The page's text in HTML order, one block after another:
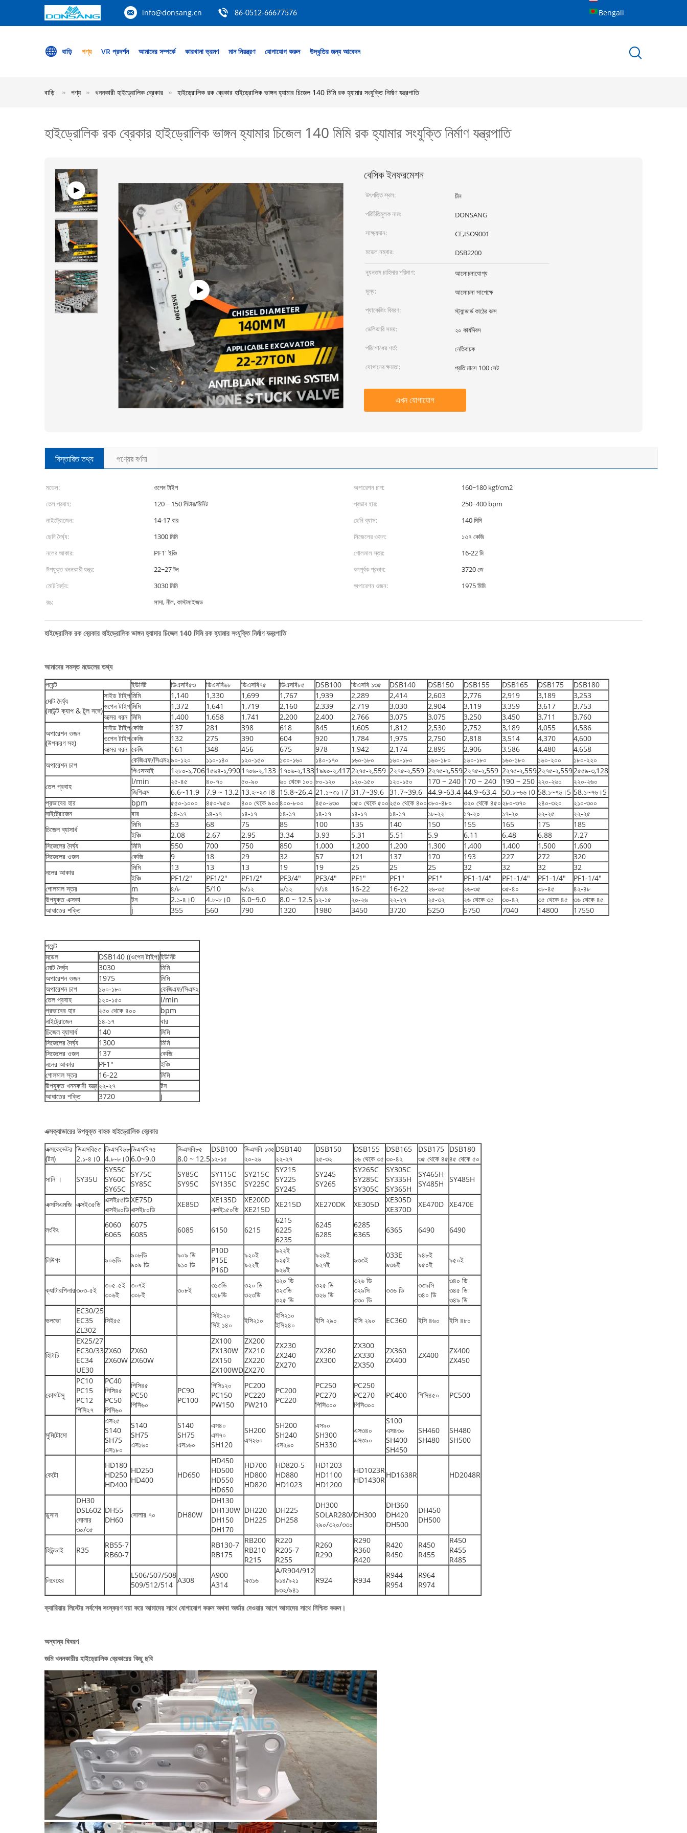
info@donsang.cn 86-0512-66677576 Bengali
বাড়ি পণ্য VR প্রদর্শন আমাদের সম্পর্কে কারখানা ভ্রমণ মান নিয়ন্ত্রণ যোগাযোগ করুন উদ্ধৃতির জন্য আবেদন
বাড়ি পণ্য খননকারী হাইড্রোলিক ব্রেকার হাইড্রোলিক রক ব্রেকার হাইড্রোলিক ভাঙ্গন হ্যামার চিজেল 140 মিমি রক হ্যামার সংযুক্তি নির্মাণ যন্ত্রপাতি
হাইড্রোলিক রক ব্রেকার হাইড্রোলিক ভাঙ্গন হ্যামার চিজেল 140 মিমি রক হ্যামার সংযুক্তি নির্মাণ যন্ত্রপাতি
বেসিক ইনফরমেশন
উৎপত্তি স্থল:
চীন
পরিচিতিমুলক নাম:
DONSANG
সাক্ষ্যদান:
CE,ISO9001
মডেল নম্বার:
DSB2200
ন্যূনতম চাহিদার পরিমাণ:
আলোচনাযোগ্য
মূল্য:
আলোচনা সাপেক্ষে
প্যাকেজিং বিবরণ:
স্ট্যান্ডার্ড কাঠের বাক্স
ডেলিভারি সময়:
২০ কার্যদিবস
পরিশোধের শর্ত:
নেতিবাচক
যোগানের ক্ষমতা:
প্রতি মাসে 100 সেট
এখন যোগাযোগ
বিস্তারিত তথ্য পণ্যের বর্ণনা
মডেল: ওপেন টাইপ অপারেশন চাপ:
160~180 kgf/cm2
তেল প্রবাহ:
120 ~ 150 লিটার/মিনিট প্রভাব হার:
250~400 bpm
নাইট্রোজেন:
14-17 বার ছেনি ব্যাস:
140 মিমি
ছেনি দৈর্ঘ্য:
1300 মিমি সিজেলের ওজন:
১৩৭ কেজি
নলের আকার:
PF1' ইঞ্চি গোলমাল স্তর:
16-22 মি
উপযুক্ত খননকারী যন্ত্র:
22~27 টন বলপূর্বক প্রভাব:
3720 জে
মোট দৈর্ঘ্য:
3030 মিমি অপারেশন ওজন:
1975 মিমি
রঙ:
সাদা, নীল, কাস্টমাইজড
হাইড্রোলিক রক ব্রেকার হাইড্রোলিক ভাঙ্গন হ্যামার চিজেল 140 মিমি রক হ্যামার সংযুক্তি নির্মাণ যন্ত্রপাতি
আমাদের সমস্ত মডেলের তথ্য
পয়েন্ট
ইউনিট ডিএসবি৫৩ ডিএসবি৬৮ ডিএসবি৭৫ ডিএসবি৮৫ DSB100 ডিএসবি ১৩৫ DSB140 DSB150 DSB155 DSB165 DSB175
DSB180
মোট দৈর্ঘ্য
(মাউন্ট ক্যাপ & টুল সঙ্গে)
সাইড টাইপমিমি 1,140 1,330 1,699 1,767 1,939 2,289 2,414 2,603 2,776 2,919 3,189
3,253
ওপেন টাইপমিমি 1,372 1,641 1,719 2,160 2,339 2,719 3,030 2,904 3,119 3,359 3,617
3,753
বক্সের ধরন মিমি 1,400 1,658 1,741 2,200 2,400 2,766 3,075 3,075 3,250 3,450 3,711
3,760
অপারেশন ওজন
(উপকরণ সহ)
সাইড টাইপকেজি 137 281 398 618 845 1,605 1,812 2,530 2,752 3,189 4,055
4,586
ওপেন টাইপকেজি 132 275 390 604 920 1,784 1,975 2,750 2,818 3,514 4,370
4,600
বক্সের ধরন কেজি 161 348 456 675 978 1,942 2,174 2,895 2,906 3,586 4,480
4,658
অপারেশন চাপ
কেজিএফ/সিএম২৯০-১২০ ১১০-১৪০ ১২০-১৫০ ১৩০-১৬০ ১৪০-১৭০ ১৬০-১৮০ ১৬০-১৮০ ১৬০-১৮০ ১৬০-১৮০ ১৬০-১৮০ ১৬০-২০০
১৮০-২২০
পিএসআই
1২৮০-১,7061৫৬৪-১,9901৭০৬-২,133 1৭০৬-২,1331৯৯০-২,4172২৭৫-২,559 2২৭৫-২,559 2২৭৫-২,5592২৭৫-২,559 2২৭৫-২,5592২৭৫-২,5592৫৫৯-৩,128
তেল প্রবাহ
l/min ২৫-৪৫ ৪০-৭০ ৫০-৯০ ৬০ থেকে ১০০ ৮০-১২০ ১২০-১৫০ ১২০-১৫০ 170 ~ 240 170 ~ 240 190 ~ 250 ২২০-২৬০
২২০-২৬০
জিপিএম
6.6~11.9 7.9 ~ 13.2 13.২~২৩।8 15.8~26.4 21.১~৩১।7 31.7~39.6 31.7~39.6 44.9~63.4 44.9~63.4 50.১~৬৬।0 58.১~৭৬।5 58.১~৭৬।5
প্রভাবের হার
bpm ৫৫০-১০০০ ৪৫০-৯৫০ ৪০০ থেকে ৯০০৪০০-৮০০ ৪৫০-৬৩০ ৩৫০ থেকে ৫০০২৫০ থেকে ৪০০৩৮০-৪৮০ ৩২০ থেকে ৪৫০২৮০-৩৭০ ২৪০-৩২০
২১০-৩০০
নাইট্রোজেন
বার ১৪-১৭ ১৪-১৭ ১৪-১৭ ১৪-১৭ ১৪-১৭ ১৪-১৭ ১৪-১৭ ১৮-২২ ১৭-২০ ১৭-২০ ২২-২৫
২২-২৫
চিজেল ব্যাসার্ধ
মিমি 53 68 75 85 100 135 140 150 155 165 175
185
ইঞ্চি
2.08 2.67 2.95 3.34 3.93 5.31 5.51 5.9 6.11 6.48 6.88
7.27
সিজেলের দৈর্ঘ্য
মিমি 550 700 750 850 1,000 1,200 1,200 1,300 1,400 1,400 1,500
1,600
সিজেলের ওজন
কেজি 9 18 29 32 57 121 137 170 193 227 272
320
নলের আকার
মিমি 13 13 13 19 19 25 25 25 32 32 32
32
ইঞ্চি
PF1/2" PF1/2" PF1/2" PF3/4" PF3/4" PF1" PF1" PF1" PF1-1/4" PF1-1/4" PF1-1/4"
PF1-1/4"
গোলমাল স্তর
m ৪/৮ 5/10 ৬/১২ ৬/১২ ৭/১৪ 16-22 16-22 ২৬-৩৫ ২৬-৩৫ ৩৫-৪০ ৩৮-৪৫
৪২-৪৮
উপযুক্ত এক্সকা
টন 2.১-৪।0 4.৮-৮।0 6.0~9.0 8.0 ~ 12.5 ১২-১৫ ২০-২৬ ২২-২৭ ২৫-৩২ ২৬ থেকে ৩৫ ৩০-৪২ ৩৫ থেকে ৪৫
৩৬ থেকে ৪৫
আঘাতের শক্তি
j 355 560 790 1320 1980 3450 3720 5250 5750 7040 14800 17550
পয়েন্ট
মডেল
DSB140 ((ওপেন টাইপ)ইউনিট
মোট দৈর্ঘ্য
3030
মিমি
অপারেশন ওজন
1975
মিমি
অপারেশন চাপ
১৬০-১৮০
কেজিএফ/সিএম২
তেল প্রবাহ
১২০-১৫০
l/min
প্রভাবের হার
২৫০ থেকে ৪০০
bpm
নাইট্রোজেন
১৪-১৭
বার
চিজেল ব্যাসার্ধ
140
মিমি
সিজেলের দৈর্ঘ্য
1300
মিমি
সিজেলের ওজন
137
কেজি
নলের আকার
PF1"
ইঞ্চি
গোলমাল স্তর
16-22
মিমি
উপযুক্ত খননকারী যন্ত্র২২-২৭
টন
আঘাতের শক্তি
3720 j
এক্সক্যাভারের উপযুক্ত বাহক হাইড্রোলিক ব্রেকার
এক্সকেভেটর
(টন)
ডিএসবি৫৩
2.১-৪।0
ডিএসবি৬৮
4.৮-৮।0
ডিএসবি৭৫
6.0~9.0
ডিএসবি৮৫
8.0 ~ 12.5
DSB100
১২-১৫
ডিএসবি ১৩৫
২০-২৬
DSB140
২২-২৭
DSB150
২৫-৩২
DSB155
২৬ থেকে ৩৫
DSB165
৩০-৪২
DSB175
৩৫ থেকে ৪৫
DSB180
৪৫ থেকে ৫০
সানি । SY35U
SY55C
SY60C
SY65C
SY75C
SY85C
SY85C
SY95C
SY115C
SY135C
SY215C
SY225C
SY215
SY225
SY245
SY245
SY265
SY265C
SY285C
SY305C
SY305C
SY335H
SY365H
SY465H
SY485H
SY485H
এক্সসিএমজি এক্সই৩৫ডি এক্সই৫৫ডি
এক্সই৬০ডি
XE75D
এক্সই৮০ডি
XE85D
XE135D
এক্সই১৫০ডি
XE200D
XE215D
XE215D XE270DK XE305D
XE305D
XE370D
XE470D XE470E
লংকিং
6060
6065
6075
6085
6085 6150 6215
6215
6225
6235
6245
6285
6285
6365
6365 6490 6490
লিউগং ৯০৬ডি
৯০৮ডি
৯০৯ ডি
৯০৯ ডি
৯১০ ডি
P10D
P15E
P16D
৯২০ই
৯২২ই
৯২২ই
৯২৫ই
৯২৬ই
৯২৬ই
৯২৭ই
৯৩৩ই
033E
৯৩৬ই
৯৪৮ই
৯৫০ই
৯৫০ই
ক্যাটারপিলার৩০৩-৫ই
৩০৫-৫ই
৩০৬ই
৩০৭ই
৩০৮ই
৩০৮ই
৩১৩ডি
৩১৮ডি
৩২০ ডি
৩২৩ডি
৩২০ ডি
৩২৩ডি
৩২৫ ডি
৩২৫ ডি
৩২৬ ডি
৩২৬ ডি
৩২৯সি
৩৩০ ডি
৩৩৬ ডি
৩৩৯সি
৩৪০ ডি
৩৪০ ডি
৩৪৫ ডি
৩৪৯ ডি
ভলভো
EC30/25
EC35
ZL302
সিই৫৫
সিই১২০
সিই ১৪০
ইসি২১০
ইসি২১০
ইসি২৪০
ইসি ২৯০ ইসি ২৯০ EC360 ইসি ৪৬০ ইসি ৪৮০
হিটাচি
EX25/27
EC30/33
EC34
UE30
ZX60
ZX60W
ZX60
ZX60W
ZX100
ZX130W
ZX150
ZX100WD
ZX200
ZX210
ZX220
ZX270
ZX230
ZX240
ZX270
ZX280
ZX300
ZX300
ZX330
ZX350
ZX360
ZX400
ZX400
ZX400
ZX450
কোমাটসু
PC10
PC15
PC12
পিসি২৭
PC40
পিসি৪৫
PC50
পিসি৬০
পিসি৪৫
PC50
পিসি৬০
PC90
PC100
পিসি১২০
PC150
PW150
PC200
PC220
PW210
PC200
PC220
PC250
PC270
পিসি৩০০
PC250
PC270
পিসি৩০০
PC400 পিসি৪৫০ PC500
সুমিটোমো
এস২৫
S140
SH75
এস১৮০
S140
SH75
এস১৬০
S140
SH75
এস১৬০
এস৪০
এস৭০
SH120
SH200
এস২৬০
SH200
SH240
এস২৬০
এস৯০
SH300
SH330
এস৩৪০
এস৩৯০
S100
এস৪৩০
SH400
SH450
SH460
SH480
SH480
SH500
কেটো
HD180
HD250
HD400
HD250
HD400
HD650
HD450
HD500
HD550
HD650
HD700
HD800
HD820
HD820-5
HD880
HD1023
HD1203
HD1100
HD1200
HD1023R
HD1430R
HD1638R HD2048R
ডুসান
DH30
DSL602
সোলার
৩০/৩৫
DH55
DH60
সোলার ৭০ DH80W
DH130
DH130W
DH150
DH170
DH220
DH225
DH225
DH258
DH300
SOLAR280/
২৯০/৩২০/৩৩০
DH300
DH360
DH420
DH500
DH450
DH500
হিউন্ডাই R35
RB55-7
RB60-7
RB130-7
RB175
RB200
RB210
R215
R220
R205-7
R255
R260
R290
R290
R360
R420
R420
R450
R450
R455
R450
R455
R485
লিবেহের
L506/507/508
509/512/514 A308
A900
A314
এ৩১৬
A/R904/912
৯১৪/৯২১
৯৩২/৯৪১
R924 R934
R944
R954
R964
R974
ক্যারিয়ার লিস্টের সর্বশেষ সংস্করণ দয়া করে আমাদের সাথে যোগাযোগ করুন অথবা অর্ডার দেওয়ার আগে আমাদের সাথে নিশ্চিত করুন।
অন্যান্য বিবরণ
জমি খননকারীর হাইড্রোলিক ব্রেকারের কিছু ছবি